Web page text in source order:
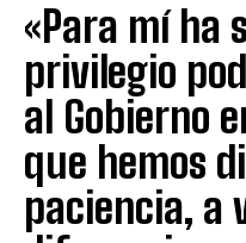
«Para mí ha
privilegio
al Gobierno
que hemos
paciencia, a